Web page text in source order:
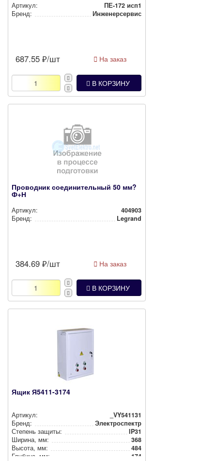
Артикул:
ПЕ-172 исп1
Бренд:
Инженерсервис
687.55 ₽/шт На заказ
В КОРЗИНУ
Проводник соединительный 50 мм?
Ф+Н
Артикул:
404903
Бренд:
Legrand
384.69 ₽/шт На заказ
В КОРЗИНУ
Ящик Я5411-3174
Артикул:
_VY541131
Бренд:
Электроспектр
Степень защиты:
IP31
Ширина, мм:
368
Высота, мм:
484
Глубина, мм:
174